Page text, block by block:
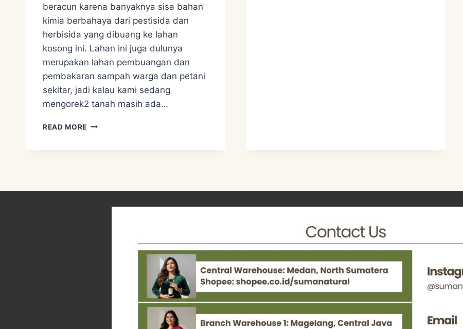
beracun karena banyaknya sisa bahan
kimia berbahaya dari pestisida dan
herbisida yang dibuang ke lahan
kosong ini. Lahan ini juga dulunya
merupakan lahan pembuangan dan
pembakaran sampah warga dan petani
sekitar, jadi kalau kami sedang
mengorek2 tanah masih ada…
READ MORE OUR